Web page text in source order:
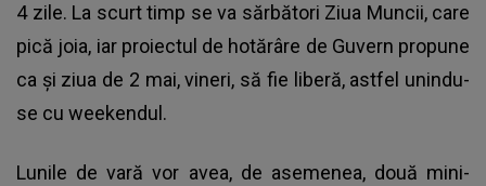
4 zile. La scurt timp se va sărbători Ziua Muncii, care
pică joia, iar proiectul de hotărâre de Guvern propune
ca și ziua de 2 mai, vineri, să fie liberă, astfel unindu-
se cu weekendul.
Lunile de vară vor avea, de asemenea, două mini-